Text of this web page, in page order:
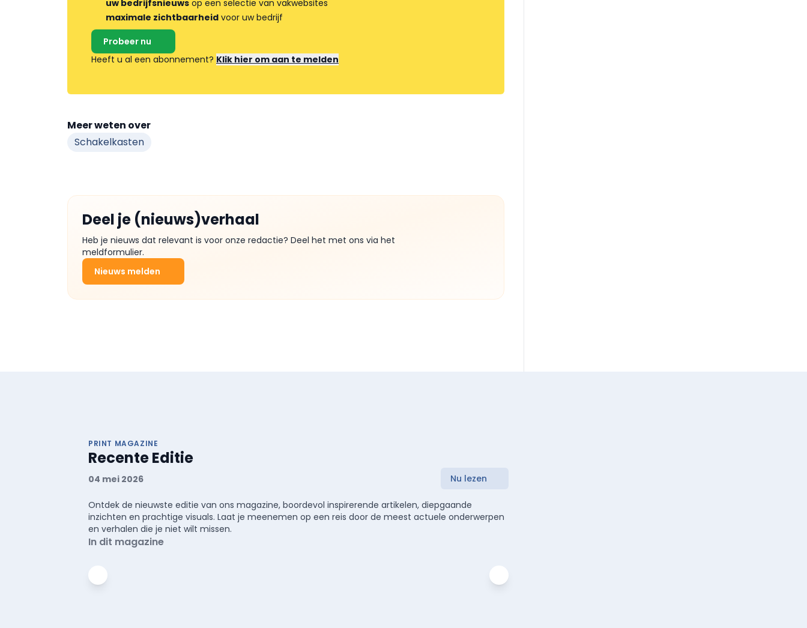
uw bedrijfsnieuws op een selectie van vakwebsites
maximale zichtbaarheid voor uw bedrijf
Probeer nu
Heeft u al een abonnement? Klik hier om aan te melden
Meer weten over
Schakelkasten
Deel je (nieuws)verhaal
Heb je nieuws dat relevant is voor onze redactie? Deel het met ons via het
meldformulier.
Nieuws melden
PRINT MAGAZINE
Recente Editie
04 mei 2026 Nu lezen
Ontdek de nieuwste editie van ons magazine, boordevol inspirerende artikelen, diepgaande
inzichten en prachtige visuals. Laat je meenemen op een reis door de meest actuele onderwerpen
en verhalen die je niet wilt missen.
In dit magazine